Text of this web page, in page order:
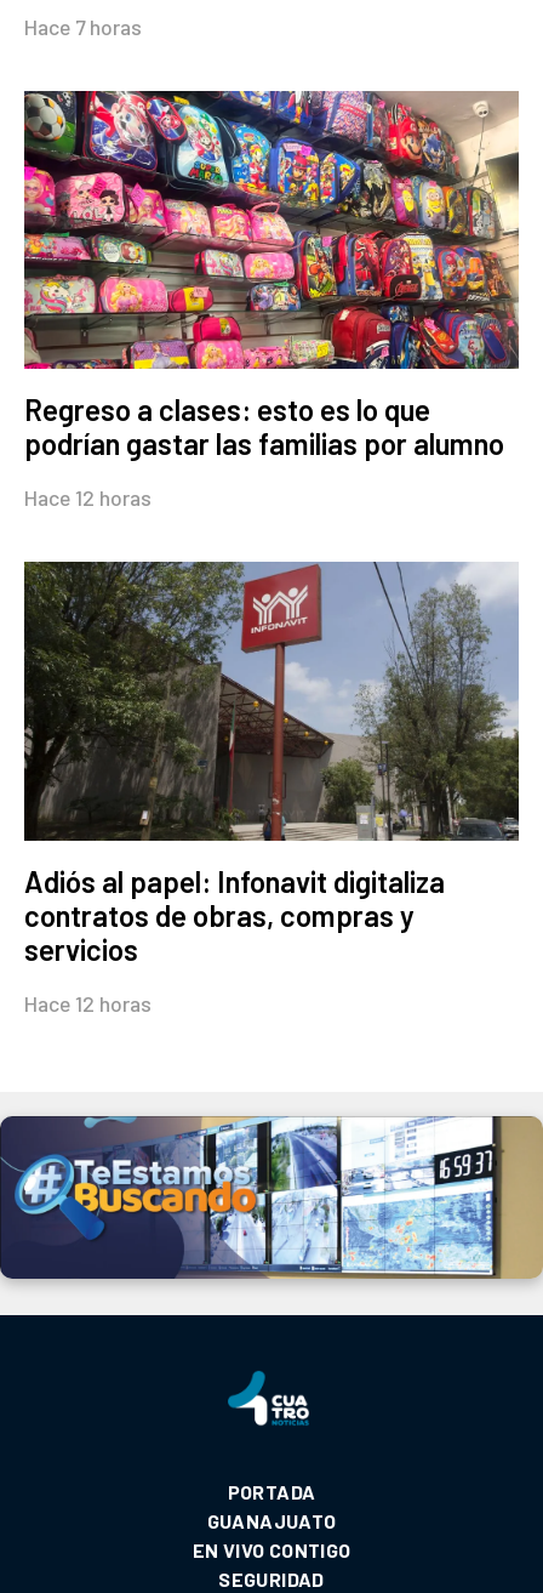
Hace 7 horas
Regreso a clases: esto es lo que
podrían gastar las familias por alumno
Hace 12 horas
Adiós al papel: Infonavit digitaliza
contratos de obras, compras y
servicios
Hace 12 horas
PORTADA
GUANAJUATO
EN VIVO CONTIGO
SEGURIDAD